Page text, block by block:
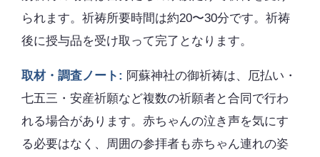
られます。祈祷所要時間は約20〜30分です。祈祷
後に授与品を受け取って完了となります。
取材・調査ノート: 阿蘇神社の御祈祷は、厄払い・
七五三・安産祈願など複数の祈願者と合同で行わ
れる場合があります。赤ちゃんの泣き声を気にす
る必要はなく、周囲の参拝者も赤ちゃん連れの姿